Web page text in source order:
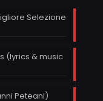
Selezione
(lyrics & music
Peteani)